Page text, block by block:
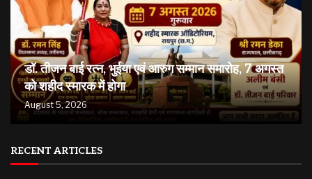
डॉ. तीजन बाई रत्न, भुईया एवं आरुग सम्मान समारोह, 7 अगस्त
को शहीद स्मारक में होगा
August 5, 2026
RECENT ARTICLES